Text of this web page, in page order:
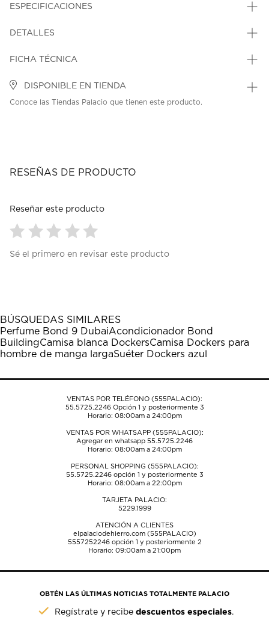
ESPECIFICACIONES
DETALLES
FICHA TÉCNICA
DISPONIBLE EN TIENDA
Conoce las Tiendas Palacio que tienen este producto.
RESEÑAS DE PRODUCTO
Reseñar este producto
para
1
estrella
Esta
acción
abrirá
formulario
para
estrellas.
Esta
acción
abrirá
formulario
para
estrellas.
Esta
acción
abrirá
formulario
envío.
para
estrellas.
Esta
acción
abrirá
formulario
envío.
para
estrellas.
Esta
acción
abrirá
formulario
envío.
Sé el primero en revisar este producto
BÚSQUEDAS SIMILARES
Perfume Bond 9 DubaiAcondicionador Bond
BuildingCamisa blanca DockersCamisa Dockers para
hombre de manga largaSuéter Dockers azul
VENTAS POR TELÉFONO (555PALACIO):
55.5725.2246Opción 1 y posteriormente 3
Horario: 08:00am a 24:00pm
VENTAS POR WHATSAPP (555PALACIO):
Agregar en whatsapp 55.5725.2246
Horario: 08:00am a 24:00pm
PERSONAL SHOPPING (555PALACIO):
55.5725.2246opción 1 y posteriormente 3
Horario: 08:00am a 22:00pm
TARJETA PALACIO:
5229.1999
ATENCIÓN A CLIENTES
elpalaciodehierro.com (555PALACIO)
5557252246opción 1 y posteriormente 2
Horario: 09:00am a 21:00pm
OBTÉN LAS ÚLTIMAS NOTICIAS TOTALMENTE PALACIO
Regístrate y recibedescuentos especiales.